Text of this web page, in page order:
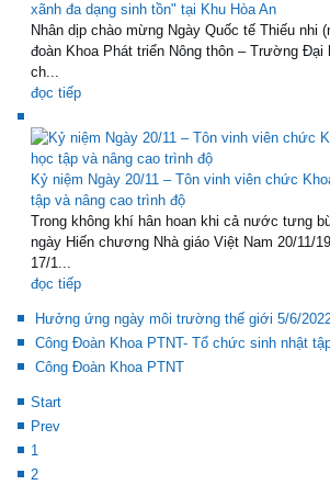
xãnh đa dạng sinh tồn" tại Khu Hòa An
Nhân dịp chào mừng Ngày Quốc tế Thiếu nhi
đoàn Khoa Phát triển Nông thôn – Trường
ch...
đọc tiếp
Kỷ niệm Ngày 20/11 – Tôn vinh viên chức
tập và nâng cao trình độ
Trong không khí hân hoan khi cả nước tưng
ngày Hiến chương Nhà giáo Việt Nam 20/11/
17/1...
đọc tiếp
Hưởng ứng ngày môi trường thế giới 5/6/
Công Đoàn Khoa PTNT- Tổ chức sinh nhật
Công Đoàn Khoa PTNT
Start
Prev
1
2